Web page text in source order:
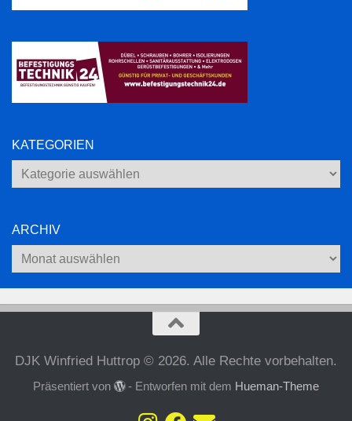
KATEGORIEN
Kategorien
ARCHIV
Archiv
DJK Winfried Huttrop © 2026. Alle Rechte vorbehalten.
Präsentiert von - Entworfen mit dem Hueman-Theme